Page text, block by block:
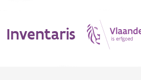
Inventaris